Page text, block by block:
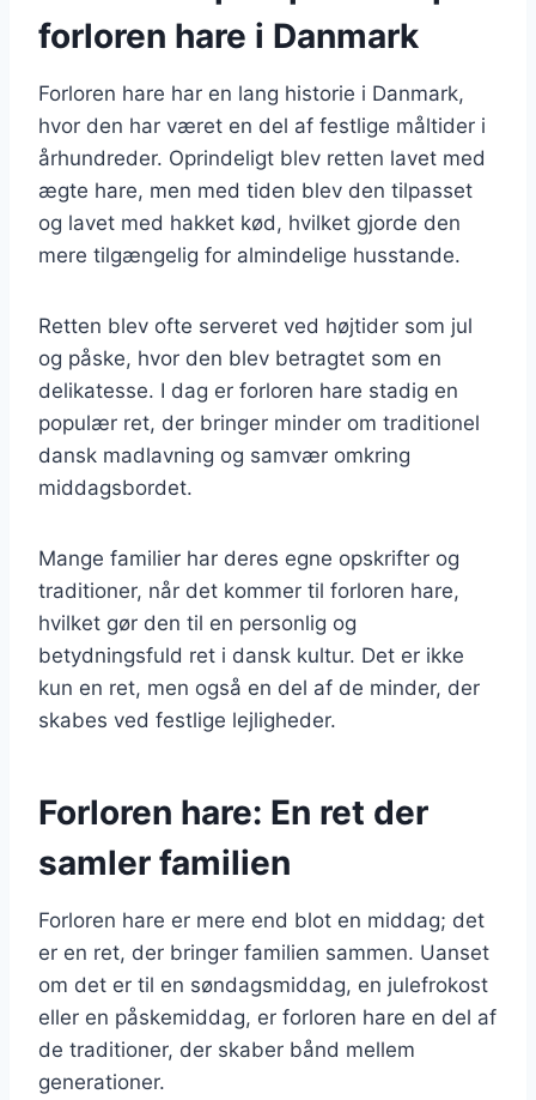
forloren hare i Danmark
Forloren hare har en lang historie i Danmark,
hvor den har været en del af festlige måltider i
århundreder. Oprindeligt blev retten lavet med
ægte hare, men med tiden blev den tilpasset
og lavet med hakket kød, hvilket gjorde den
mere tilgængelig for almindelige husstande.
Retten blev ofte serveret ved højtider som jul
og påske, hvor den blev betragtet som en
delikatesse. I dag er forloren hare stadig en
populær ret, der bringer minder om traditionel
dansk madlavning og samvær omkring
middagsbordet.
Mange familier har deres egne opskrifter og
traditioner, når det kommer til forloren hare,
hvilket gør den til en personlig og
betydningsfuld ret i dansk kultur. Det er ikke
kun en ret, men også en del af de minder, der
skabes ved festlige lejligheder.
Forloren hare: En ret der
samler familien
Forloren hare er mere end blot en middag; det
er en ret, der bringer familien sammen. Uanset
om det er til en søndagsmiddag, en julefrokost
eller en påskemiddag, er forloren hare en del af
de traditioner, der skaber bånd mellem
generationer.